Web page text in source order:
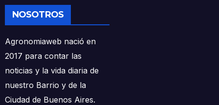
NOSOTROS
Agronomiaweb nació en
2017 para contar las
noticias y la vida diaria de
nuestro Barrio y de la
Ciudad de Buenos Aires.